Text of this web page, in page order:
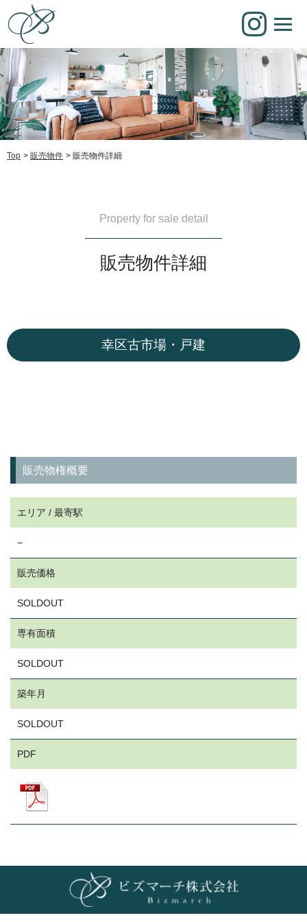
Top 販売物件 販売物件詳細
Property for sale detail
販売物件詳細
幸区古市場・戸建
販売物権概要
エリア / 最寄駅
−
販売価格
SOLDOUT
専有面積
SOLDOUT
築年月
SOLDOUT
PDF